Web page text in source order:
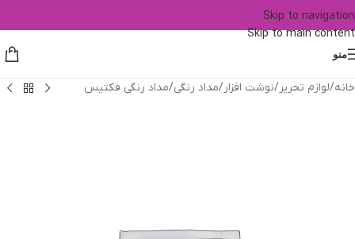
Skip to navigation
Skip to main content
منو
خانه/لوازم تحریر/نوشت افزار/مداد رنگی/مداد رنگی فکتیس